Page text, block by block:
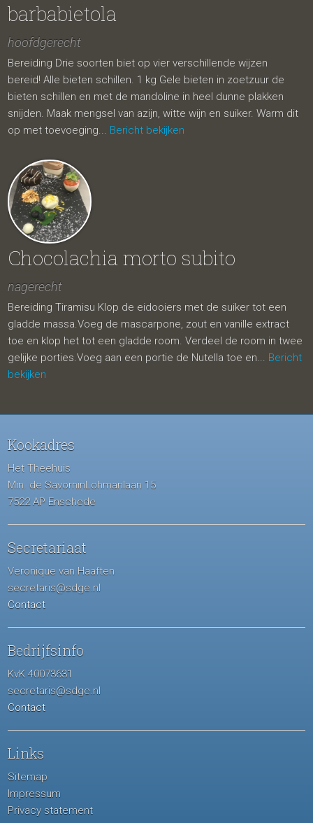
barbabietola
hoofdgerecht
Bereiding Drie soorten biet op vier verschillende wijzen
bereid! Alle bieten schillen. 1 kg Gele bieten in zoetzuur de
bieten schillen en met de mandoline in heel dunne plakken
snijden. Maak mengsel van azijn, witte wijn en suiker. Warm dit
op met toevoeging... Bericht bekijken
Chocolachia morto subito
nagerecht
Bereiding Tiramisu Klop de eidooiers met de suiker tot een
gladde massa.Voeg de mascarpone, zout en vanille extract
toe en klop het tot een gladde room. Verdeel de room in twee
gelijke porties.Voeg aan een portie de Nutella toe en... Bericht
bekijken
Kookadres
Het Theehuis
Min. de SavorninLohmanlaan 15
7522 AP Enschede
Secretariaat
Veronique van Haaften
secretaris@sdge.nl
Contact
Bedrijfsinfo
KvK 40073631
secretaris@sdge.nl
Contact
Links
Sitemap
Impressum
Privacy statement